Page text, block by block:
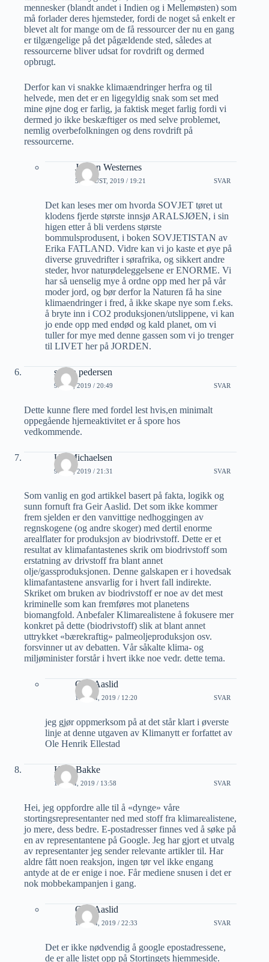
mennesker (blandt andet i Indien og i Mellemøsten) som
må forlader deres hjemsteder, fordi de noget så enkelt er
blevet alt for mange om de få ressourcer der nu en gang
er tilgængelige på det pågældende sted, således at
ressourcerne bliver udsat for rovdrift og dermed
opbrugt.
Derfor kan vi snakke klimaændringer herfra og til
helvede, men det er en ligegyldig snak som set med
mine øjne dog er farlig, ja faktisk meget farlig fordi vi
dermed jo ikke beskæftiger os med selve problemet,
nemlig overbefolkningen og dens rovdrift på
ressourcerne.
Jorunn Westernes
5 AUGUST, 2019 / 19:21 SVAR
Det kan leses mer om hvorda SOVJET tøret ut
klodens fjerde største innsjø ARALSJØEN, i sin
higen etter å bli verdens største
bommulsprodusent, i boken SOVJETISTAN av
Erika FATLAND. Vidre kan vi jo kaste et øye på
diverse gruvedrifter i sørafrika, og sikkert andre
steder, hvor naturødeleggelsene er ENORME. Vi
har så uenselig mye å ordne opp med her på vår
moder jord, og bør derfor la Naturen få ha sine
klimaendringer i fred, å ikke skape nye som f.eks.
å bryte inn i CO2 produksjonen/utslippene, vi kan
jo ende opp med endød og kald planet, om vi
tuller for mye med denne gassen som vi jo trenger
til LIVET her på JORDEN.
stefan pedersen
9 JULI, 2019 / 20:49 SVAR
Dette kunne flere med fordel lest hvis,en minimalt
oppegående hjerneaktivitet er å spore hos
vedkommende.
Ulf Michaelsen
9 JULI, 2019 / 21:31 SVAR
Som vanlig en god artikkel basert på fakta, logikk og
sunn fornuft fra Geir Aaslid. Det som ikke kommer
frem sjelden er den vanvittige nedhoggingen av
regnskogene (og andre skoger) med dertil enorme
arealflater for produksjon av biodrivstoff. Dette er et
resultat av klimafantastenes skrik om biodrivstoff som
erstatning av drivstoff fra blant annet
olje/gassproduksjonen. Denne galskapen er i hovedsak
klimafantastene ansvarlig for i hvert fall indirekte.
Skriket om bruken av biodrivstoff er noe av det mest
kriminelle som kan fremføres mot planetens
biomangfold. Anbefaler Klimarealistene å fokusere mer
konkret på dette (biodrivstoff) slik at blant annet
uttrykket «bærekraftig» palmeoljeproduksjon osv.
forsvinner ut av debatten. Vår såkalte klima- og
miljøminister forstår i hvert ikke noe vedr. dette tema.
Geir Aaslid
10 JULI, 2019 / 12:20 SVAR
jeg gjør oppmerksom på at det står klart i øverste
linje at denne utgaven av Klimanytt er forfattet av
Ole Henrik Ellestad
Knut Bakke
12 JULI, 2019 / 13:58 SVAR
Hei, jeg oppfordre alle til å «dynge» våre
stortingsrepresentanter ned med stoff fra klimarealistene,
jo mere, dess bedre. E-postadresser finnes ved å søke på
en av representantene på Google. Jeg har gjort et utvalg
av representanter jeg sender relevante artikler til. Har
aldre fått noen reaksjon, ingen tør vel ikke engang
antyde at de er enige i noe. Får mediene snusen i det er
nok mobbekampanjen i gang.
Geir Aaslid
12 JULI, 2019 / 22:33 SVAR
Det er ikke nødvendig å google epostadressene,
de er alle listet opp på Stortingets hjemmeside.